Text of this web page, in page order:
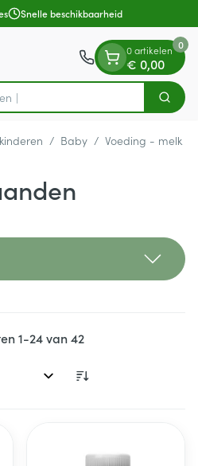
Snelle beschikbaarheid
Zoek
0 artikelen
€ 0,00
0
/ Baby / Voeding - melk
1-24van42